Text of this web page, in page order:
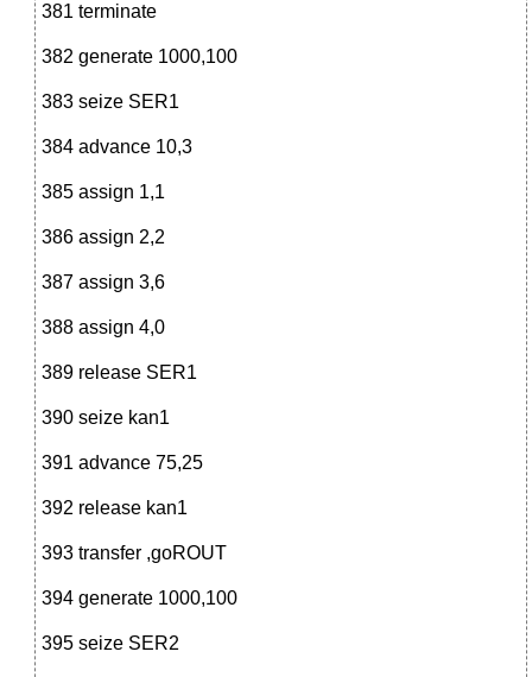
381 terminate
382 generate 1000,100
383 seize SER1
384 advance 10,3
385 assign 1,1
386 assign 2,2
387 assign 3,6
388 assign 4,0
389 release SER1
390 seize kan1
391 advance 75,25
392 release kan1
393 transfer ,goROUT
394 generate 1000,100
395 seize SER2